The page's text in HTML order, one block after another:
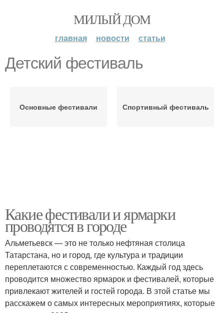
МИЛЫЙ ДОМ
главная новости статьи
Детский фестиваль
Основные фестивали Спортивный фестиваль
Какие фестивали и ярмарки
проводятся в городе
Альметьевск — это не только нефтяная столица
Татарстана, но и город, где культура и традиции
переплетаются с современностью. Каждый год здесь
проводится множество ярмарок и фестивалей, которые
привлекают жителей и гостей города. В этой статье мы
расскажем о самых интересных мероприятиях, которые